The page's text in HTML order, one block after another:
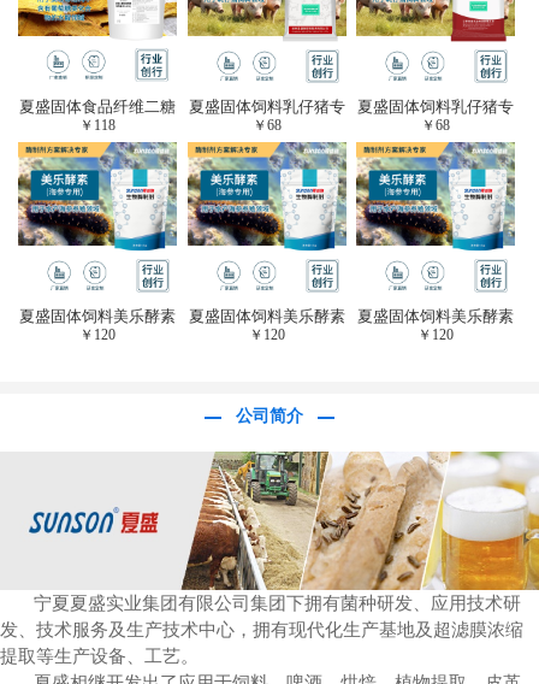
夏盛固体食品纤维二糖
酶(植物提取专用酶/用
于虎杖白藜芦醇提
取)FFG-0656
￥ 118
夏盛固体饲料乳仔猪专
用复合酶SFG-0932
￥ 68
夏盛固体饲料乳仔猪专
用复合酶SFG-0932
￥68
夏盛固体饲料美乐酵素
(水产海参海胆专
￥ 120
夏盛固体饲料美乐酵素
(水产海参海胆专
￥ 120
夏盛固体饲料美乐酵素
(水产海参海胆专
￥ 120
公司简介
宁夏夏盛实业集团有限公司集团下拥有菌种研发、应用技术研
发、技术服务及生产技术中心，拥有现代化生产基地及超滤膜浓缩
提取等生产设备、工艺。